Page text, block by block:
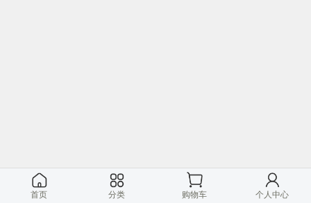
首页 分类 购物车 个人中心